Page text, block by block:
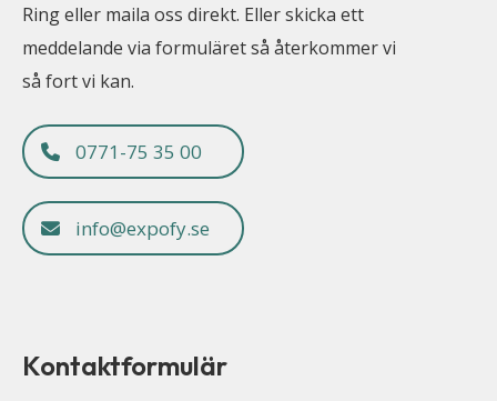
Ring eller maila oss direkt. Eller skicka ett
meddelande via formuläret så återkommer vi
så fort vi kan.
0771-75 35 00
info@expofy.se
Kontaktformulär